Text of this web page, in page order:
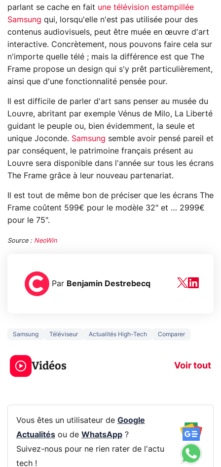
parlant se cache en fait une télévision estampillée
Samsung qui, lorsqu'elle n'est pas utilisée pour des
contenus audiovisuels, peut être muée en œuvre d'art
interactive. Concrètement, nous pouvons faire cela sur
n'importe quelle télé ; mais la différence est que The
Frame propose un design qui s'y prêt particulièrement,
ainsi que d'une fonctionnalité pensée pour.
Il est difficile de parler d'art sans penser au musée du
Louvre, abritant par exemple Vénus de Milo, La Liberté
guidant le peuple ou, bien évidemment, la seule et
unique Joconde. Samsung semble avoir pensé pareil et
par conséquent, le patrimoine français présent au
Louvre sera disponible dans l'année sur tous les écrans
The Frame grâce à leur nouveau partenariat.
Il est tout de même bon de préciser que les écrans The
Frame coûtent 599€ pour le modèle 32" et … 2999€
pour le 75".
Source : NeoWin
Par Benjamin Destrebecq
Samsung Téléviseur Actualités High-Tech Comparer
Vidéos Voir tout
3 écrans en 1 pour
319€ ? Voici L'AOC
CQ32G4ZA !
5
prochaine
Vous êtes un utilisateur de Google
Actualitésou de WhatsApp?
Suivez-nous pour ne rien rater de l'actu
tech !